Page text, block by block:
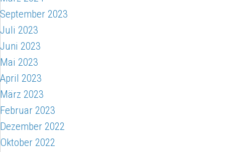
September 2023
Juli 2023
Juni 2023
Mai 2023
April 2023
März 2023
Februar 2023
Dezember 2022
Oktober 2022